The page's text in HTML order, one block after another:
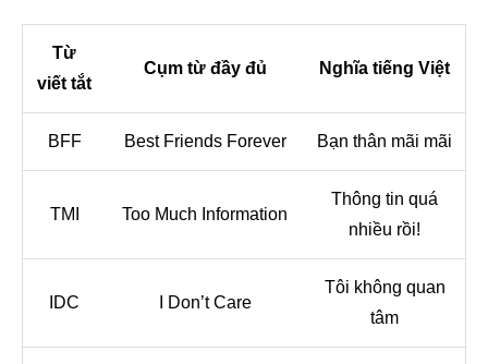
Từ
viết tắt
Cụm từ đầy đủ Nghĩa tiếng Việt
BFF Best Friends Forever Bạn thân mãi mãi
TMI Too Much Information
Thông tin quá
nhiều rồi!
IDC I Don’t Care
Tôi không quan
tâm